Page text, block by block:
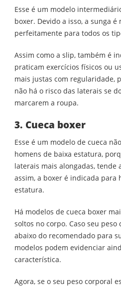
Esse é um modelo
boxer. Devido a isso, a sunga
perfeitamente para todos os
Assim como a slip, também é
praticam exercícios físicos ou
mais justas com regularidade,
não há o risco das laterais se
marcarem a roupa.
3. Cueca boxer
Esse é um modelo de cueca
homens de baixa estatura,
laterais mais alongadas, tende
assim, a boxer é indicada para
estatura.
Há modelos de cueca boxer
soltos no corpo. Caso seu
abaixo do recomendado para
modelos podem evidenciar
característica.
Agora, se o seu peso corporal